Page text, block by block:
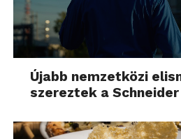
Újabb nemzetközi
szereztek a